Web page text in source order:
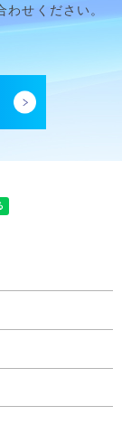
わせください。